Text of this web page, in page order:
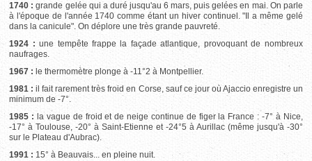
1740 : grande gelée qui a duré jusqu'au 6 mars, puis gelées en mai. On parle
à l'époque de l'année 1740 comme étant un hiver continuel. "Il a même gelé
dans la canicule". On déplore une très grande pauvreté.
1924 : une tempête frappe la façade atlantique, provoquant de nombreux
naufrages.
1967 : le thermomètre plonge à -11°2 à Montpellier.
1981 : il fait rarement très froid en Corse, sauf ce jour où Ajaccio enregistre un
minimum de -7°.
1985 : la vague de froid et de neige continue de figer la France : -7° à Nice,
-17° à Toulouse, -20° à Saint-Etienne et -24°5 à Aurillac (même jusqu'à -30°
sur le Plateau d'Aubrac).
1991 : 15° à Beauvais... en pleine nuit.